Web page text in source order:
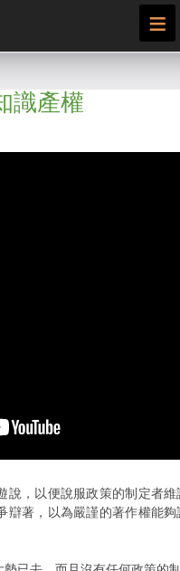
≡
識產權
說，以便說服政策的制定者
辯著，以為嚴謹的著作權能